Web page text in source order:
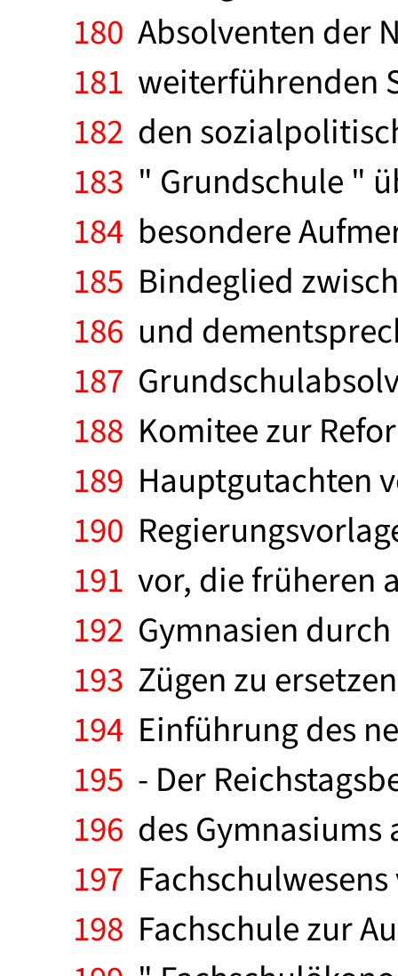
180 Absolventen der
181 weiterführenden
182 den
183 " Grundschule "
184 besondere
185 Bindeglied
186 und
187
188 Komitee zur
189 Hauptgutachten
190
191 vor, die früheren
192 Gymnasien
193 Zügen zu
194 Einführung des
195 - Der
196 des Gymnasiums
197
198 Fachschule zur